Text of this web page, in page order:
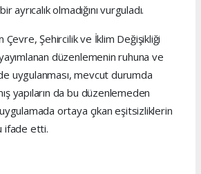
ayrıcalık olmadığını vurguladı.
Şehircilik ve İklim Değişikliği
yayımlanan düzenlemenin ruhuna ve
uygulanması, mevcut durumda
yapıların da bu düzenlemeden
ortaya çıkan eşitsizliklerin
ifade etti.